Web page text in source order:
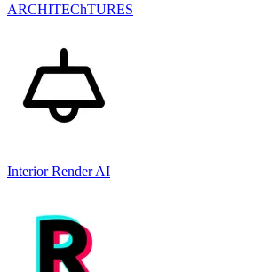
ARCHITEChTURES
Interior Render AI